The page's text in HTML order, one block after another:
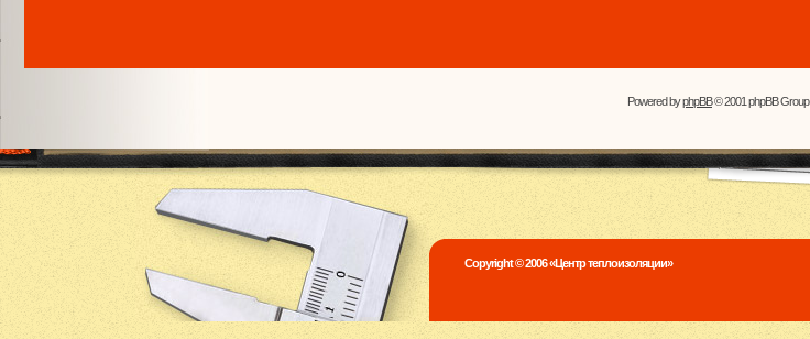
Powered byphpBB© 2001 phpBB Group
Copyright © 2006 «Центр теплоизоляции»